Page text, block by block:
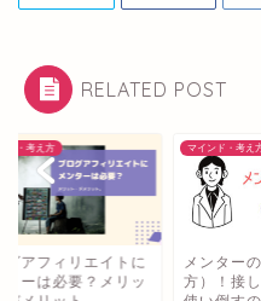
RELATED POST
に
ッ
マインド・考え方
メンターの活用法（使い
方）！接し方を工夫して